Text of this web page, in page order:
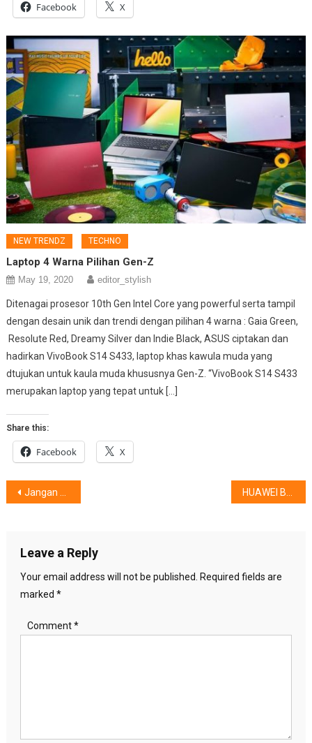
Facebook X
NEW TRENDZ TECHNO
Laptop 4 Warna Pilihan Gen-Z
May 19, 2020 editor_stylish
Ditenagai prosesor 10th Gen Intel Core yang powerful serta tampil
dengan desain unik dan trendi dengan pilihan 4 warna : Gaia Green,
Resolute Red, Dreamy Silver dan Indie Black, ASUS ciptakan dan
hadirkan VivoBook S14 S433, laptop khas kawula muda yang
dtujukan untuk kaula muda khususnya Gen-Z. “VivoBook S14 S433
merupakan laptop yang tepat untuk […]
Share this:
Facebook X
Post
Jangan Ketinggalan! Restoran IKEA Tawarkan Hidangan Ala Swedia dengan Penawaran Khusus
Leave a Reply
Your email address will not be published.
Required fields are
marked *
Comment*